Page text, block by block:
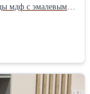
мдф с эмалевым
#п-